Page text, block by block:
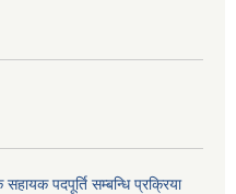
सहायक पदपूर्ति सम्बन्धि प्रक्रिया